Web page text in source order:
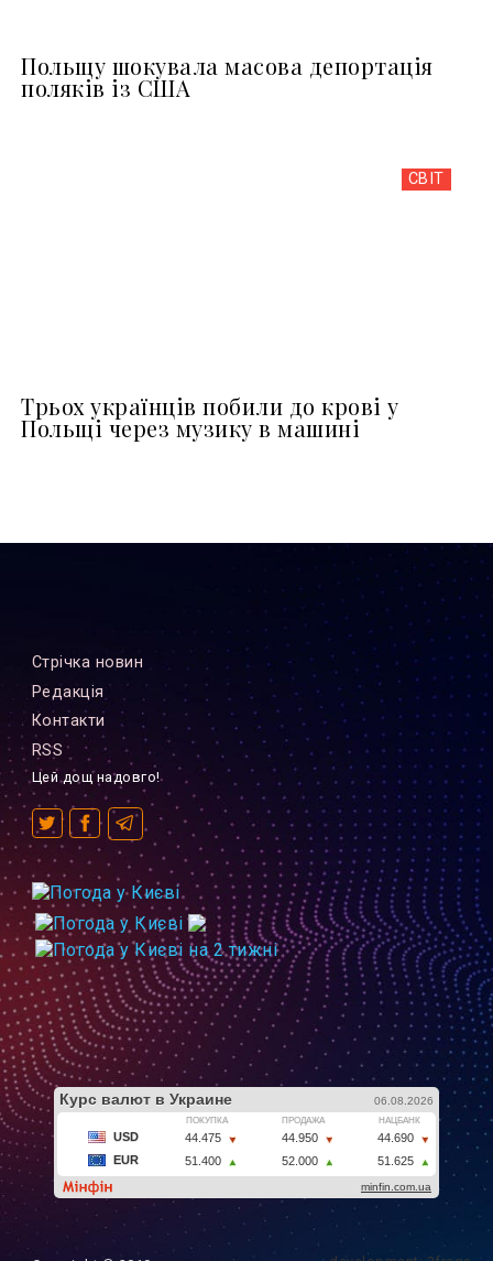
Польщу шокувала масова депортація
поляків із США
СВІТ
Трьох українців побили до крові у
Польщі через музику в машині
Стрiчка новин
Редакцiя
Контакти
RSS
Цей дощ надовго!